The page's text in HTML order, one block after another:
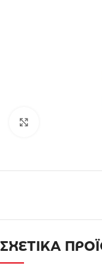
ΣΧΕΤΙΚΑ